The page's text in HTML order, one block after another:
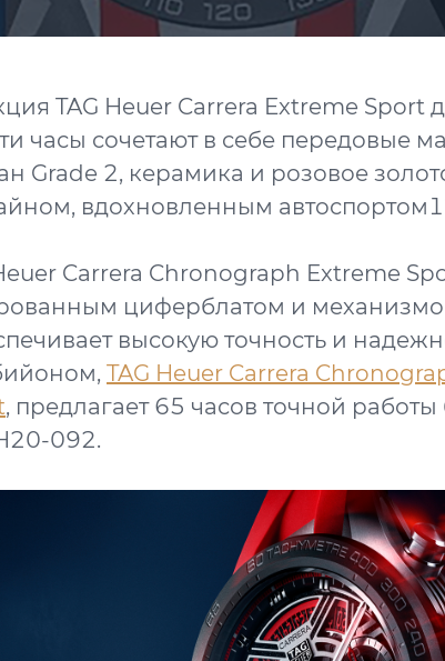
TAG Heuer Carrera Extreme Sport
часы сочетают в себе передовые
Grade 2, керамика и розовое
вдохновленным
Carrera Chronograph Extreme
циферблатом и
высокую точность и
TAG Heuer Carrera
, предлагает 65 часов точной работы
092.